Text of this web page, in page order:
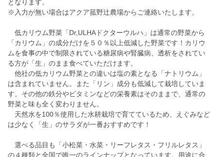
となります。
※入力が無い場合はアクア菰野辻農場からご連絡いたします。
低カリウム野菜「Dr,ULHAドクターウルハ」は通常の野菜から
「カリウム」の成分だけを５０％以上低減した野菜です！カリウ
ムを食事の中で制限されている糖尿病や腎臓病、透析をされてい
る方が「生」のまま食べていただけます。
他社の低カリウム野菜との違いは塩の素となる「ナトリウム」
は含まれていません。また「リン」成分も低減して栽培していま
す。その他の鉄分やビタミンなどの栄養素はそのままで、通常の
野菜と味も全く変わりません。
天然水を100％使用した水耕栽培で育てているため、えぐみなど
は少なく「生」のサラダが一番おすすめです！
選べる品目も「小松菜・水菜・リーフレタス・フリルレタス」
の４種類と全国で唯一のラインナップとなっています。用途に合